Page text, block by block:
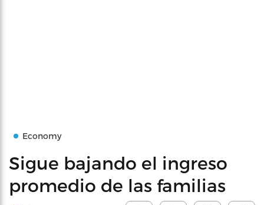
Economy
Sigue bajando el ingreso
promedio de las familias